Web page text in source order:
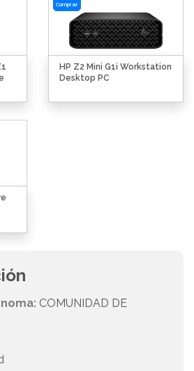
Comprar
HP Z2 Mini G1i Workstation
Desktop PC
COMUNIDAD DE